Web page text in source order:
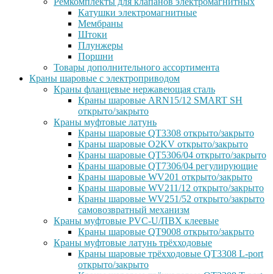
Катушки электромагнитные
Мембраны
Штоки
Плунжеры
Поршни
Товары дополнительного ассортимента
Краны шаровые с электроприводом
Краны фланцевые нержавеющая сталь
Краны шаровые ARN15/12 SMART SH
открыто/закрыто
Краны муфтовые латунь
Краны шаровые QT3308 открыто/закрыто
Краны шаровые O2KV открыто/закрыто
Краны шаровые QT5306/04 открыто/закрыто
Краны шаровые QT7306/04 регулирующие
Краны шаровые WV201 открыто/закрыто
Краны шаровые WV211/12 открыто/закрыто
Краны шаровые WV251/52 открыто/закрыто
самовозвратный механизм
Краны муфтовые PVC-U/ПВХ клеевые
Краны шаровые QT9008 открыто/закрыто
Краны муфтовые латунь трёхходовые
Краны шаровые трёхходовые QT3308 L-port
открыто/закрыто